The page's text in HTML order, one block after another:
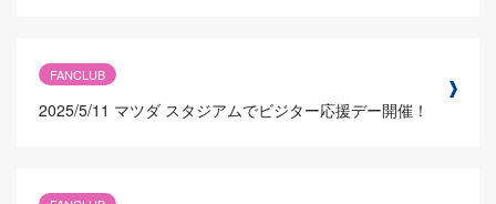
FANCLUB
2025/5/11 マツダ スタジアムでビジター応援デー開催！